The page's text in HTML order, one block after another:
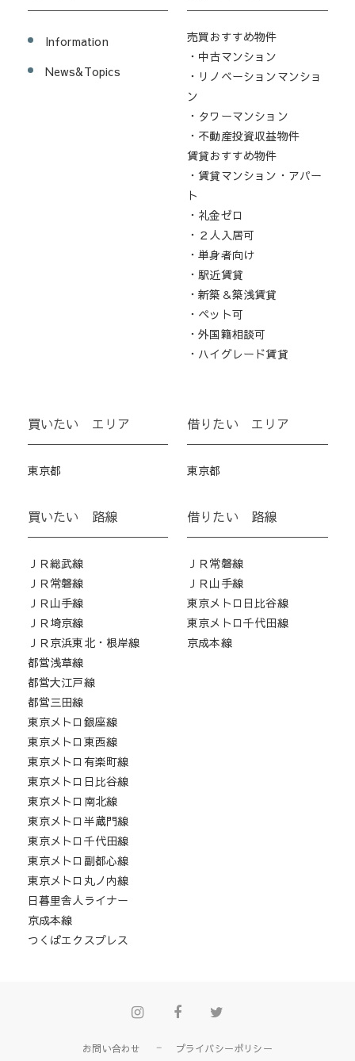
Information
News&Topics
売買おすすめ物件
・中古マンション
・リノベーションマンショ
ン
・タワーマンション
・不動産投資収益物件
賃貸おすすめ物件
・賃貸マンション・アパー
ト
・礼金ゼロ
・２人入居可
・単身者向け
・駅近賃貸
・新築＆築浅賃貸
・ペット可
・外国籍相談可
・ハイグレード賃貸
買いたい エリア
東京都
買いたい 路線
ＪＲ総武線
ＪＲ常磐線
ＪＲ山手線
ＪＲ埼京線
ＪＲ京浜東北・根岸線
都営浅草線
都営大江戸線
都営三田線
東京メトロ銀座線
東京メトロ東西線
東京メトロ有楽町線
東京メトロ日比谷線
東京メトロ南北線
東京メトロ半蔵門線
東京メトロ千代田線
東京メトロ副都心線
東京メトロ丸ノ内線
日暮里舎人ライナー
京成本線
つくばエクスプレス
借りたい エリア
東京都
借りたい 路線
ＪＲ常磐線
ＪＲ山手線
東京メトロ日比谷線
東京メトロ千代田線
京成本線
InstagramFacebook
お問い合わせ プライバシーポリシー